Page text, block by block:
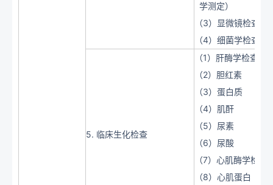
学测定）
（3）显微镜检查（
（4）细菌学检查
5. 临床生化检查
（1）肝酶学检查
（2）胆红素
（3）蛋白质
（4）肌酐
（5）尿素
（6）尿酸
（7）心肌酶学检查
（8）心肌蛋白